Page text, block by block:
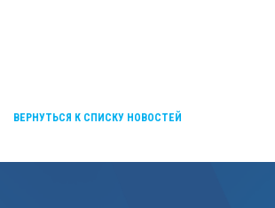
ВЕРНУТЬСЯ К СПИСКУ НОВОСТЕЙ